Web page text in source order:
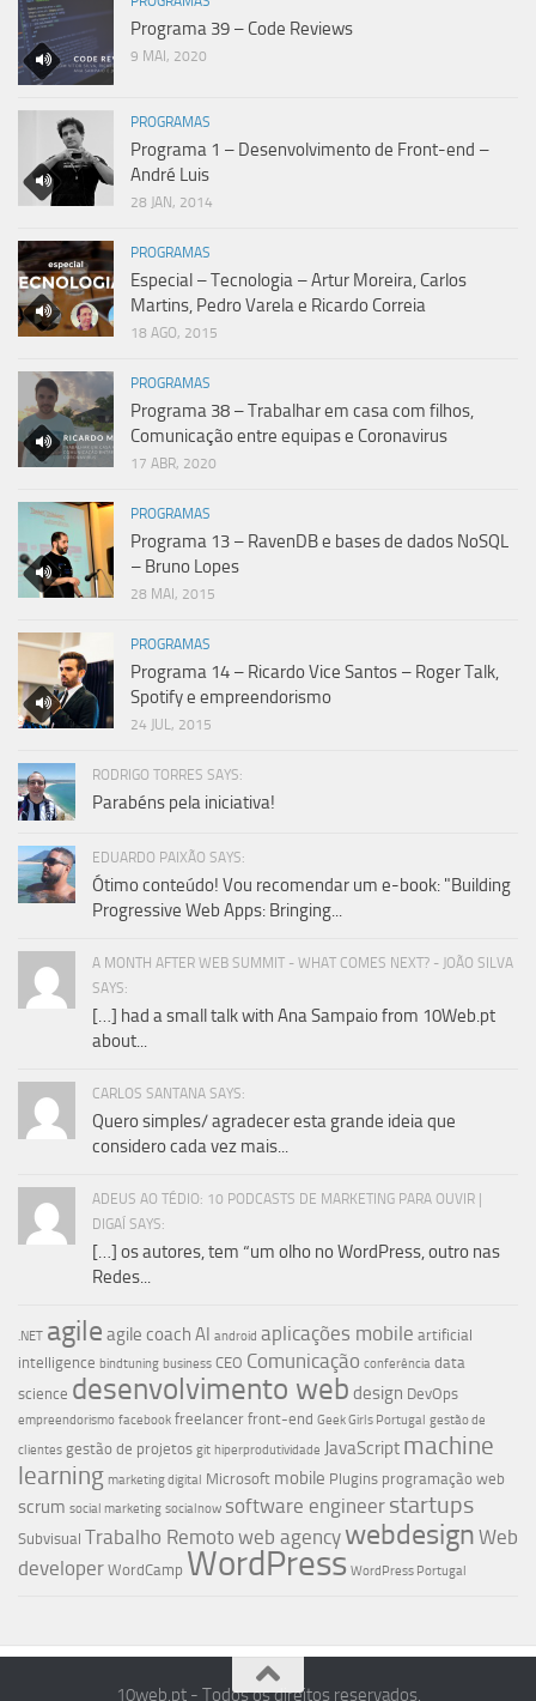
Programa 39 – Code Reviews
9 MAI, 2020
PROGRAMAS
Programa 1 – Desenvolvimento de Front-end –
André Luis
28 JAN, 2014
PROGRAMAS
Especial – Tecnologia – Artur Moreira, Carlos
Martins, Pedro Varela e Ricardo Correia
18 AGO, 2015
PROGRAMAS
Programa 38 – Trabalhar em casa com filhos,
Comunicação entre equipas e Coronavirus
17 ABR, 2020
PROGRAMAS
Programa 13 – RavenDB e bases de dados NoSQL
– Bruno Lopes
28 MAI, 2015
PROGRAMAS
Programa 14 – Ricardo Vice Santos – Roger Talk,
Spotify e empreendorismo
24 JUL, 2015
RODRIGO TORRES SAYS:
Parabéns pela iniciativa!
EDUARDO PAIXÃO SAYS:
Ótimo conteúdo! Vou recomendar um e-book: "Building
Progressive Web Apps: Bringing...
A MONTH AFTER WEB SUMMIT - WHAT COMES NEXT? - JOÃO SILVA
SAYS:
[…] had a small talk with Ana Sampaio from 10Web.pt
about...
CARLOS SANTANA SAYS:
Quero simples/ agradecer esta grande ideia que
considero cada vez mais...
ADEUS AO TÉDIO: 10 PODCASTS DE MARKETING PARA OUVIR |
DIGAÍ SAYS:
[…] os autores, tem “um olho no WordPress, outro nas
Redes...
.NET agile agile coach AI android aplicações mobile artificial
intelligence bindtuning business CEO Comunicação conferência data
science desenvolvimento web design DevOps
empreendorismo facebook freelancer front-end Geek Girls Portugal gestão de
clientes gestão de projetos git hiperprodutividade JavaScript machine
learning marketing digital Microsoft mobile Plugins programação web
scrum social marketing socialnow software engineer startups
Subvisual Trabalho Remoto web agency webdesign Web
developer WordCamp WordPress WordPress Portugal
10web.pt - Todos os direitos reservados.